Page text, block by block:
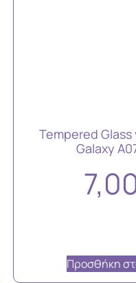
Tempered Glass
Galaxy
Προσθήκη